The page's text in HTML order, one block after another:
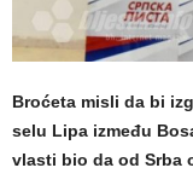
Broćeta misli da bi
selu Lipa između
vlasti bio da od Srba